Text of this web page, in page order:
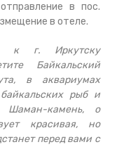
в пос.
в отеле.
к г. Иркутску
Байкальский
в аквариумах
рыб и
Шаман-камень, о
красивая, но
перед вами с